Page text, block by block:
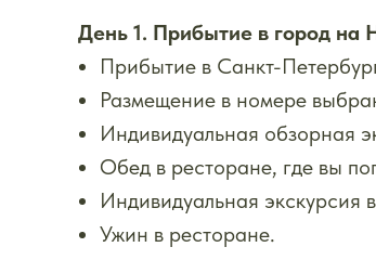
День 1. Прибытие в город на
Прибытие в Санкт-
Размещение в номере
Индивидуальная обзорная
Обед в ресторане, где вы
Индивидуальная экскурсия
Ужин в ресторане.